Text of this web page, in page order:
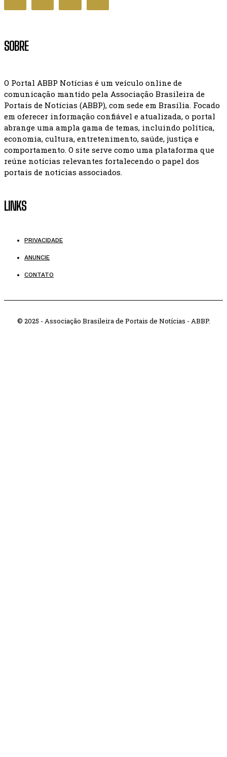
SOBRE
O Portal ABBP Notícias é um veículo online de
comunicação mantido pela Associação Brasileira de
Portais de Notícias (ABBP), com sede em Brasília. Focado
em oferecer informação confiável e atualizada, o portal
abrange uma ampla gama de temas, incluindo política,
economia, cultura, entretenimento, saúde, justiça e
comportamento. O site serve como uma plataforma que
reúne notícias relevantes fortalecendo o papel dos
portais de notícias associados.
LINKS
PRIVACIDADE
ANUNCIE
CONTATO
© 2025 - Associação Brasileira de Portais de Notícias - ABBP.